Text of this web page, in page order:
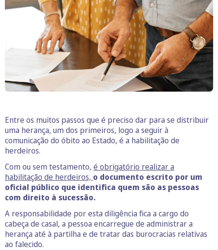
Entre os muitos passos que é preciso dar para se distribuir
uma herança, um dos primeiros, logo a seguir à
comunicação do óbito ao Estado, é a habilitação de
herdeiros.
Com ou sem testamento, é obrigatório realizar a
habilitação de herdeiros, o documento escrito por um
oficial público que identifica quem são as pessoas
com direito à sucessão.
A responsabilidade por esta diligência fica a cargo do
cabeça de casal, a pessoa encarregue de administrar a
herança até à partilha e de tratar das burocracias relativas
ao falecido.